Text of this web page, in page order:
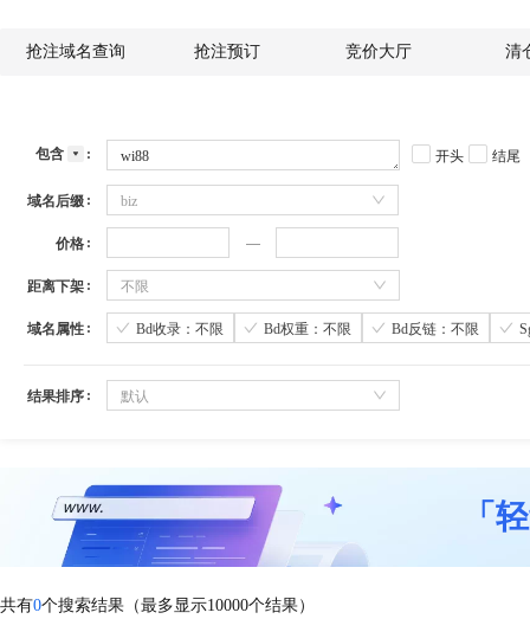
抢注域名查询 抢注预订 竞价大厅 清
包含 开头 结尾
域名后缀 biz
价格
距离下架 不限
域名属性 Bd收录：不限 Bd权重：不限 Bd反链：不限
结果排序 默认
「
共有0个搜索结果（最多显示10000个结果）